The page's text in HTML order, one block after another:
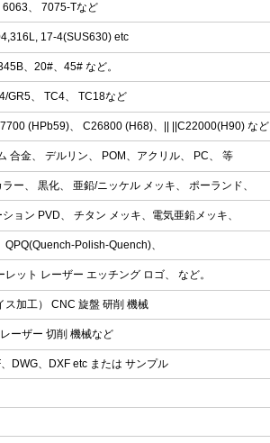
6063、 7075-Tなど
17-4(SUS630) etc
、20#、45# など。
GR5、 TC4、 TC18など
(HPb59)、 C26800 (H68)、|| ||C22000(H90) など
合金、 デルリン、 POM、アクリル、 PC、 等
ー、 黒化、 亜鉛/ニッケル メッキ、 ポーランド、
ョン PVD、 チタン メッキ、電気亜鉛メッキ、
Polish-Quench)、
ット レーザー エッチング ロゴ、 など。
加工） CNC 旋盤 研削 機械
ーザー 切削 機械など
DWG、DXF etc または サンプル